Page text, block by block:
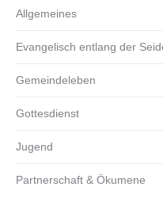
Allgemeines
Evangelisch entlang der
Gemeindeleben
Gottesdienst
Jugend
Partnerschaft & Ökumene